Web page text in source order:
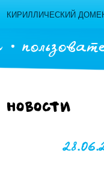
КИРИЛЛИЧЕСКИЙ
Новости